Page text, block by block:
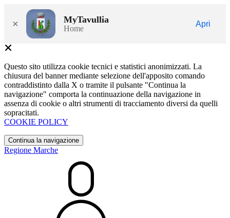
× MyTavullia
Home
Apri
Questo sito utilizza cookie tecnici e statistici anonimizzati. La
chiusura del banner mediante selezione dell'apposito comando
contraddistinto dalla X o tramite il pulsante "Continua la
navigazione" comporta la continuazione della navigazione in
assenza di cookie o altri strumenti di tracciamento diversi da quelli
sopracitati.
COOKIE POLICY
Continua la navigazione
Regione Marche